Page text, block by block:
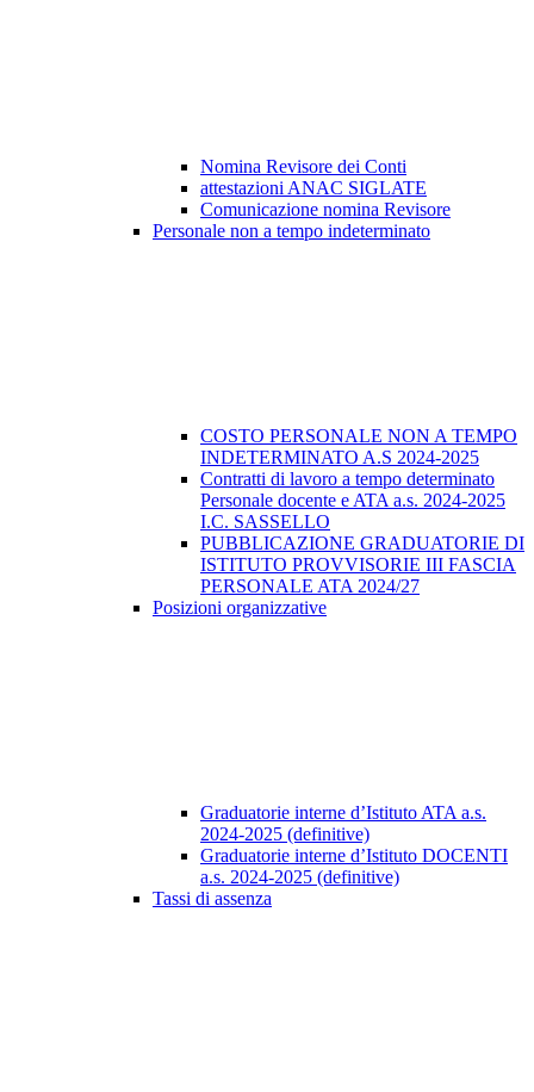
Nomina Revisore dei Conti
attestazioni ANAC SIGLATE
Comunicazione nomina Revisore
Personale non a tempo indeterminato
COSTO PERSONALE NON A TEMPO
INDETERMINATO A.S 2024-2025
Contratti di lavoro a tempo determinato
Personale docente e ATA a.s. 2024-2025
I.C. SASSELLO
PUBBLICAZIONE GRADUATORIE DI
ISTITUTO PROVVISORIE III FASCIA
PERSONALE ATA 2024/27
Posizioni organizzative
Graduatorie interne d’Istituto ATA a.s.
2024-2025 (definitive)
Graduatorie interne d’Istituto DOCENTI
a.s. 2024-2025 (definitive)
Tassi di assenza